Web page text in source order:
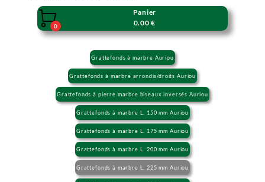

0
Panier
0.00 €
Grattefonds à marbre Auriou
Grattefonds à marbre arrondis/droits Auriou
Grattefonds à pierre marbre biseaux inversés Auriou
Grattefonds à marbre L. 150 mm Auriou
Grattefonds à marbre L. 175 mm Auriou
Grattefonds à marbre L. 200 mm Auriou
Grattefonds à marbre L. 225 mm Auriou